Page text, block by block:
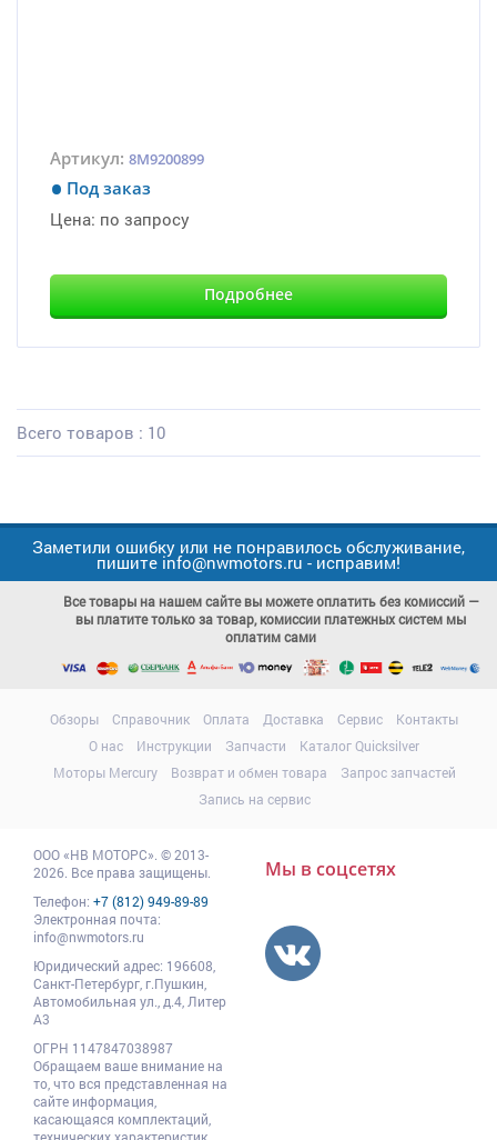
Артикул: 8M9200899
Под заказ
Цена: по запросу
Подробнее
Всего товаров : 10
Заметили ошибку или не понравилось обслуживание,
пишите info@nwmotors.ru - исправим!
Все товары на нашем сайте вы можете оплатить без комиссий —
вы платите только за товар, комиссии платежных систем мы
оплатим сами
Обзоры Справочник Оплата Доставка Сервис
Контакты
О нас
Инструкции Запчасти
Каталог Quicksilver
Моторы Mercury
Возврат и обмен товара
Запрос запчастей
Запись на сервис
ООО«НВ МОТОРС» © 2013-
2026. Все права защищены.
Телефон: +7 (812) 949-89-89
Электронная почта:
info@nwmotors.ru
Юридический адрес: 196608
Санкт-Петербург, г.Пушкин
Автомобильная ул., д.4, Литер
А3
ОГРН 1147847038987
Обращаем ваше внимание на
то, что вся представленная на
сайте информация,
касающаяся комплектаций,
Мы в соцсетях